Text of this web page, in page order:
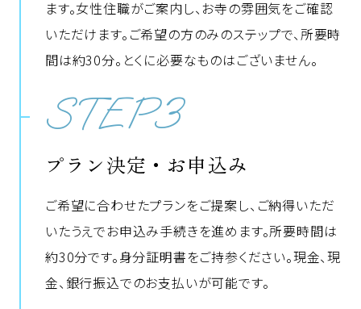
ます。女性住職がご案内し、お寺の雰囲気をご確認
いただけます。ご希望の方のみのステップで、所要時
間は約30分。とくに必要なものはございません。
STEP3
プラン決定・お申込み
ご希望に合わせたプランをご提案し、ご納得いただ
いたうえでお申込み手続きを進めます。所要時間は
約30分です。身分証明書をご持参ください。現金、現
金、銀行振込でのお支払いが可能です。